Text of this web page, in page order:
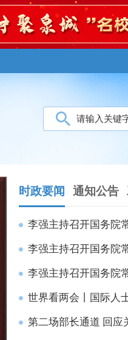
时政要闻 通知公告
李强主持召开国务院
李强主持召开国务院
李强主持召开国务院
世界看两会丨国际人
第二场部长通道 回应